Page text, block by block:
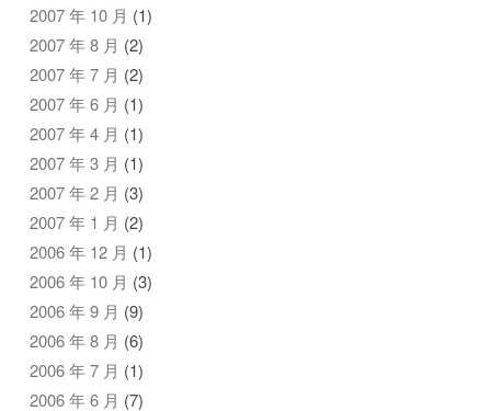
2007 年 10 月 (1)
2007 年 8 月 (2)
2007 年 7 月 (2)
2007 年 6 月 (1)
2007 年 4 月 (1)
2007 年 3 月 (1)
2007 年 2 月 (3)
2007 年 1 月 (2)
2006 年 12 月 (1)
2006 年 10 月 (3)
2006 年 9 月 (9)
2006 年 8 月 (6)
2006 年 7 月 (1)
2006 年 6 月 (7)